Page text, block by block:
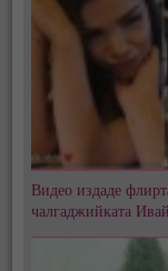
Видео издаде
чалгаджийката